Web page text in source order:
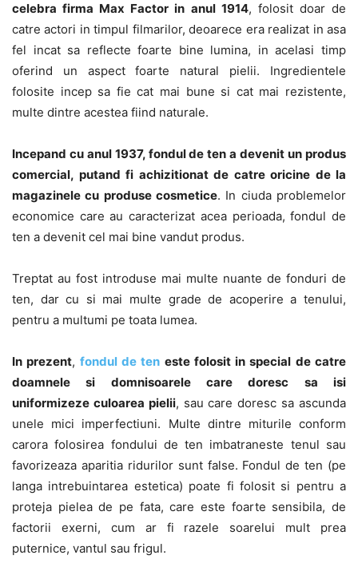
celebra firma Max Factor in anul 1914, folosit doar de
catre actori in timpul filmarilor, deoarece era realizat in asa
fel incat sa reflecte foarte bine lumina, in acelasi timp
oferind un aspect foarte natural pielii. Ingredientele
folosite incep sa fie cat mai bune si cat mai rezistente,
multe dintre acestea fiind naturale.
Incepand cu anul 1937, fondul de ten a devenit un produs
comercial, putand fi achizitionat de catre oricine de la
magazinele cu produse cosmetice. In ciuda problemelor
economice care au caracterizat acea perioada, fondul de
ten a devenit cel mai bine vandut produs.
Treptat au fost introduse mai multe nuante de fonduri de
ten, dar cu si mai multe grade de acoperire a tenului,
pentru a multumi pe toata lumea.
In prezent, fondul de ten este folosit in special de catre
doamnele si domnisoarele care doresc sa isi
uniformizeze culoarea pielii, sau care doresc sa ascunda
unele mici imperfectiuni. Multe dintre miturile conform
carora folosirea fondului de ten imbatraneste tenul sau
favorizeaza aparitia ridurilor sunt false. Fondul de ten (pe
langa intrebuintarea estetica) poate fi folosit si pentru a
proteja pielea de pe fata, care este foarte sensibila, de
factorii exerni, cum ar fi razele soarelui mult prea
puternice, vantul sau frigul.